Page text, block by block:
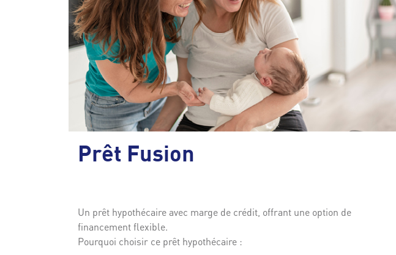
Prêt Fusion
Un prêt hypothécaire avec marge de crédit, offrant une option de
financement flexible.
Pourquoi choisir ce prêt hypothécaire :